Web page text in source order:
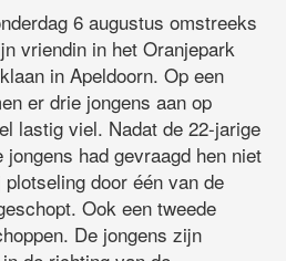
6 augustus omstreeks
vriendin in het Oranjepark
in Apeldoorn. Op een
er drie jongens aan op
lastig viel. Nadat de 22-jarige
had gevraagd hen niet
door één van de
Ook een tweede
De jongens zijn